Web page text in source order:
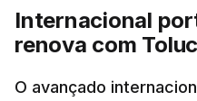
Internacional
renova com
O avançado